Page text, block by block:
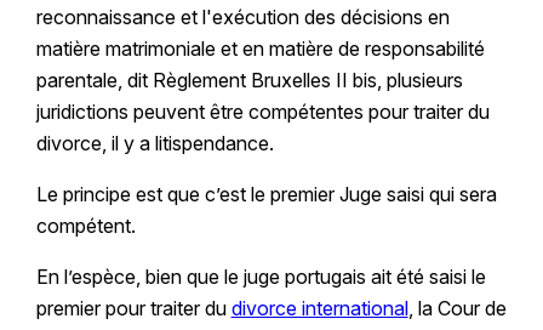
reconnaissance et l'exécution des décisions en
matière matrimoniale et en matière de responsabilité
parentale, dit Règlement Bruxelles II bis, plusieurs
juridictions peuvent être compétentes pour traiter du
divorce, il y a litispendance.
Le principe est que c’est le premier Juge saisi qui sera
compétent.
En l’espèce, bien que le juge portugais ait été saisi le
premier pour traiter du divorce international, la Cour de